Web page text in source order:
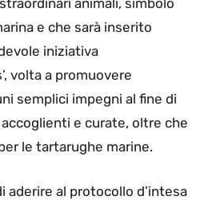
animali, simbolo
e che sarà inserito
iniziativa
volta a promuovere
semplici impegni al fine di
e curate, oltre che
le tartarughe marine.
aderire al protocollo d’intesa